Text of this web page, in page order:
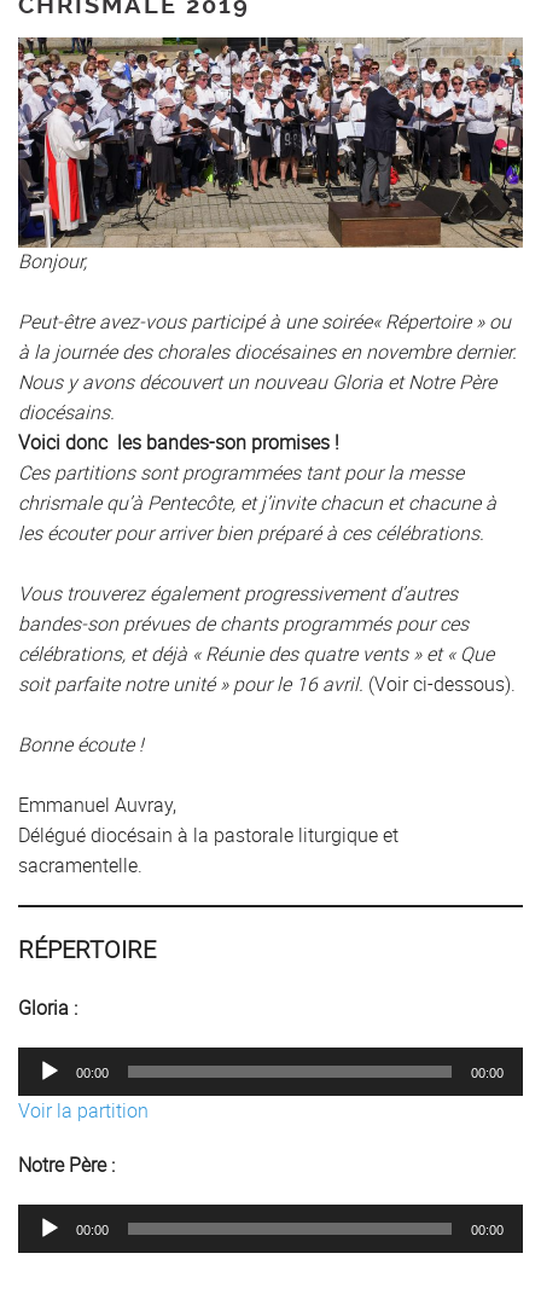
Bonjour,
Peut-être avez-vous participé à une soirée« Répertoire » ou
à la journée des chorales diocésaines en novembre dernier.
Nous y avons découvert un nouveau Gloria et Notre Père
diocésains.
Voici donc les bandes-son promises !
Ces partitions sont programmées tant pour la messe
chrismale qu’à Pentecôte, et j’invite chacun et chacune à
les écouter pour arriver bien préparé à ces célébrations.
Vous trouverez également progressivement d’autres
bandes-son prévues de chants programmés pour ces
célébrations, et déjà « Réunie des quatre vents » et « Que
soit parfaite notre unité » pour le 16 avril. (Voir ci-dessous).
Bonne écoute !
Emmanuel Auvray,
Délégué diocésain à la pastorale liturgique et
sacramentelle.
RÉPERTOIRE
Gloria :
Lecteur
audio
00:00 00:00
Voir la partition
Notre Père :
Lecteur
audio
00:00 00:00